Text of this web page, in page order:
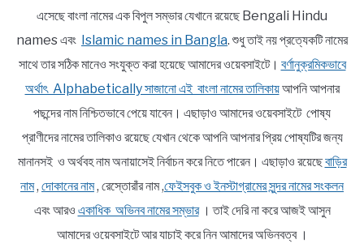
এসেছে বাংলা নামের এক বিপুল সম্ভার যেখানে রয়েছে Bengali Hindu
names এবং Islamic names in Bangla. শুধু তাই নয় প্রত্যেকটি নামের
সাথে তার সঠিক মানেও সংযুক্ত করা হয়েছে আমাদের ওয়েবসাইটে। বর্ণানুক্রমিকভাবে
অর্থাৎ Alphabetically সাজানো এই বাংলা নামের তালিকায়আপনি আপনার
পছন্দের নাম নিশ্চিতভাবে পেয়ে যাবেন। এছাড়াও আমাদের ওয়েবসাইটে পোষ্য
প্রাণীদের নামের তালিকাও রয়েছে যেখান থেকে আপনি আপনার প্রিয় পোষ্যটির জন্য
মানানসই ও অর্থবহ নাম অনায়াসেই নির্বাচন করে নিতে পারেন। এছাড়াও রয়েছেবাড়ির
নাম, দোকানের নাম, রেস্তোরাঁর নাম ,ফেইসবুক ও ইনস্টাগ্রামের সুন্দর নামের সংকলন
এবং আরও একাধিক অভিনব নামের সম্ভার। তাই দেরি না করে আজই আসুন
আমাদের ওয়েবসাইটে আর যাচাই করে নিন আমাদের অভিনবত্ব ।